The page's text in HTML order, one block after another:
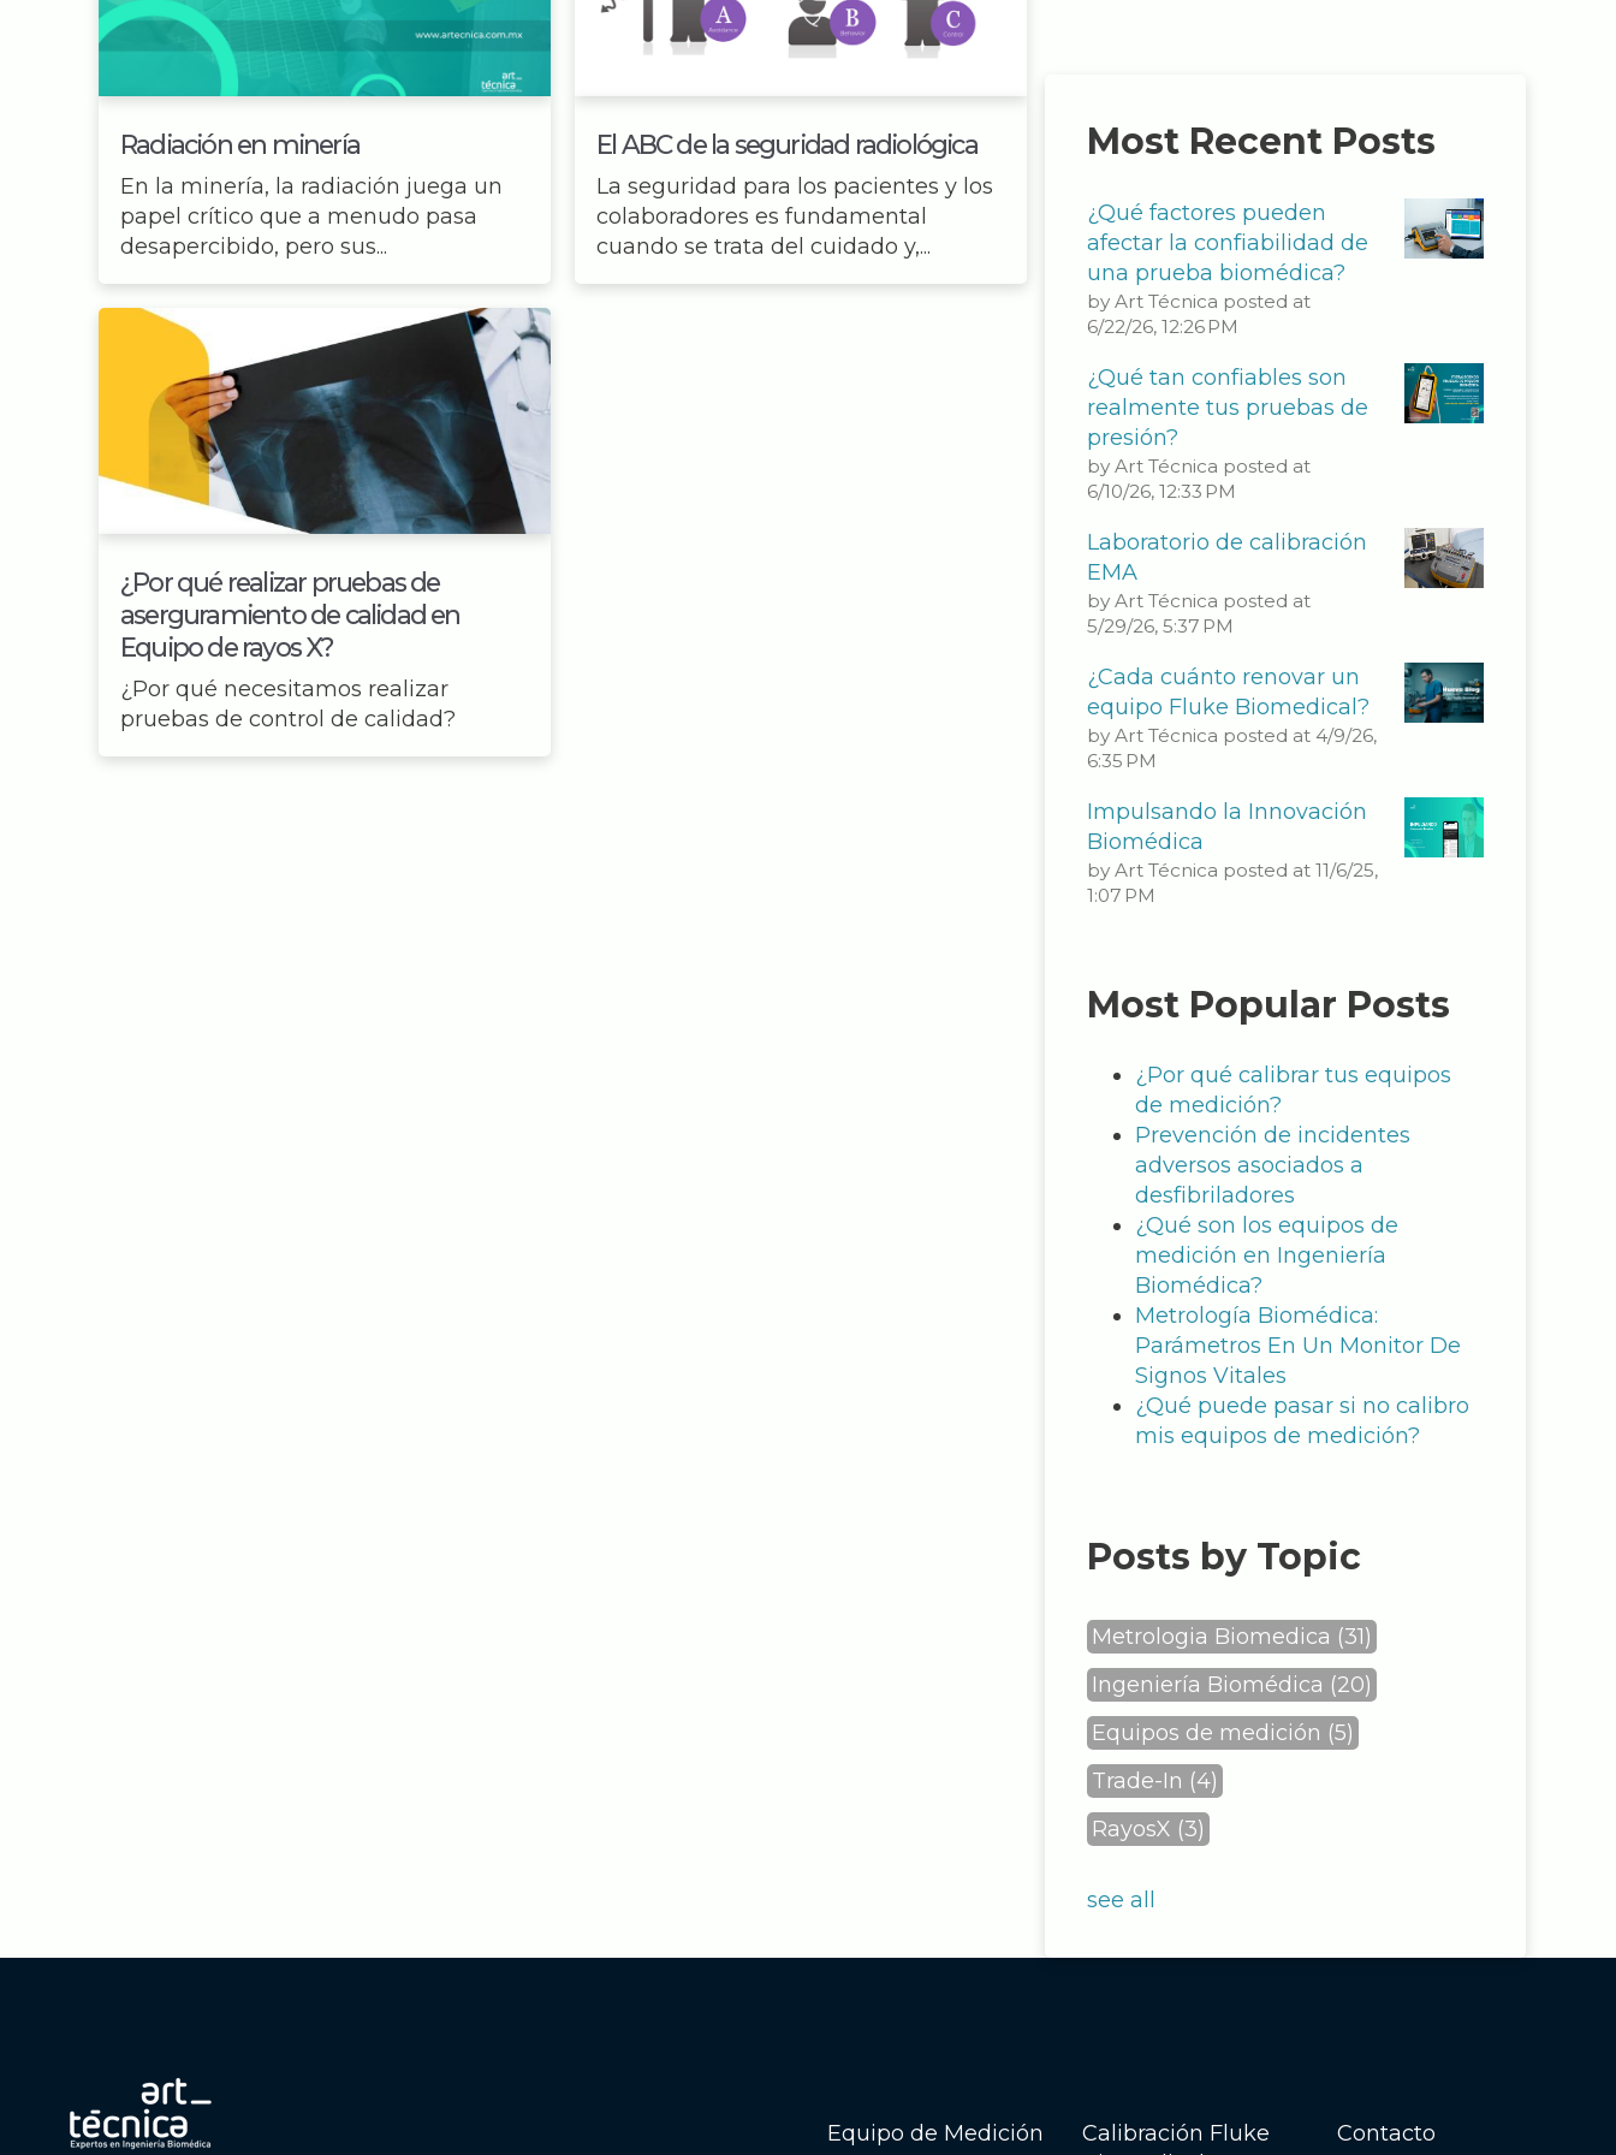
Radiación en minería
En la minería, la radiación juega un
papel crítico que a menudo pasa
desapercibido, pero sus...
El ABC de la seguridad radiológica
La seguridad para los pacientes y los
colaboradores es fundamental
cuando se trata del cuidado y,...
¿Por qué realizar pruebas de
aserguramiento de calidad en
Equipo de rayos X?
¿Por qué necesitamos realizar
pruebas de control de calidad?
Most Recent Posts
¿Qué factores pueden
afectar la confiabilidad de
una prueba biomédica?
by Art Técnica posted at
6/22/26, 12:26 PM
¿Qué tan confiables son
realmente tus pruebas de
presión?
by Art Técnica posted at
6/10/26, 12:33 PM
Laboratorio de calibración
EMA
by Art Técnica posted at
5/29/26, 5:37 PM
¿Cada cuánto renovar un
equipo Fluke Biomedical?
by Art Técnica posted at 4/9/26,
6:35 PM
Impulsando la Innovación
Biomédica
by Art Técnica posted at 11/6/25,
1:07 PM
Most Popular Posts
¿Por qué calibrar tus equipos
de medición?
Prevención de incidentes
adversos asociados a
desfibriladores
¿Qué son los equipos de
medición en Ingeniería
Biomédica?
Metrología Biomédica:
Parámetros En Un Monitor De
Signos Vitales
¿Qué puede pasar si no calibro
mis equipos de medición?
Posts by Topic
Metrologia Biomedica (31)
Ingeniería Biomédica (20)
Equipos de medición (5)
Trade-In (4)
RayosX (3)
see all
Equipo de Medición
Calibración Fluke
Contacto